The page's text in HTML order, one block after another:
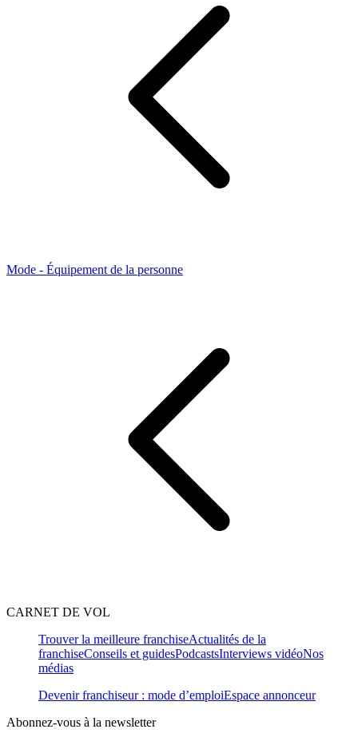
Mode - Équipement de la personne
CARNET DE VOL
Trouver la meilleure franchiseActualités de la
franchiseConseils et guidesPodcastsInterviews vidéoNos
médias
Devenir franchiseur : mode d’emploiEspace annonceur
Abonnez-vous à la newsletter